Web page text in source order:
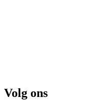
Volg ons